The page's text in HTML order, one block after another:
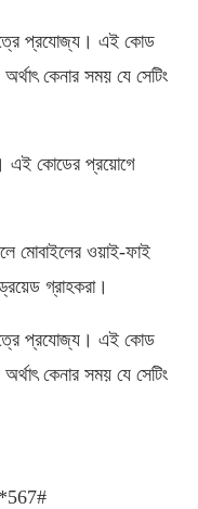
প্রযোজ্য। এই কোড
কেনার সময় যে সেটিং
এই কোডের প্রয়োগে
ওয়াই-ফাই
গ্রাহকরা।
প্রযোজ্য। এই কোড
কেনার সময় যে সেটিং